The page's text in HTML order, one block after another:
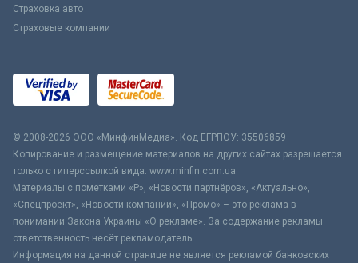
Страховка авто
Страховые компании
© 2008-2026 ООО «МинфинМедиа». Код ЕГРПОУ: 35506859
Копирование и размещение материалов на других сайтах разрешается
только с гиперссылкой вида: www.minfin.com.ua
Материалы с пометками «Р», «Новости партнёров», «Актуально»,
«Спецпроект», «Новости компаний», «Промо» – это реклама в
понимании Закона Украины «О рекламе». За содержание рекламы
ответственность несёт рекламодатель.
Информация на данной странице не является рекламой банковских